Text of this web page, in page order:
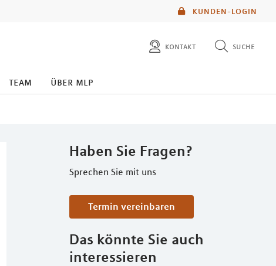
KUNDEN-LOGIN
kontakt suche
team über mlp
Haben Sie Fragen?
Sprechen Sie mit uns
Termin vereinbaren
Das könnte Sie auch
interessieren